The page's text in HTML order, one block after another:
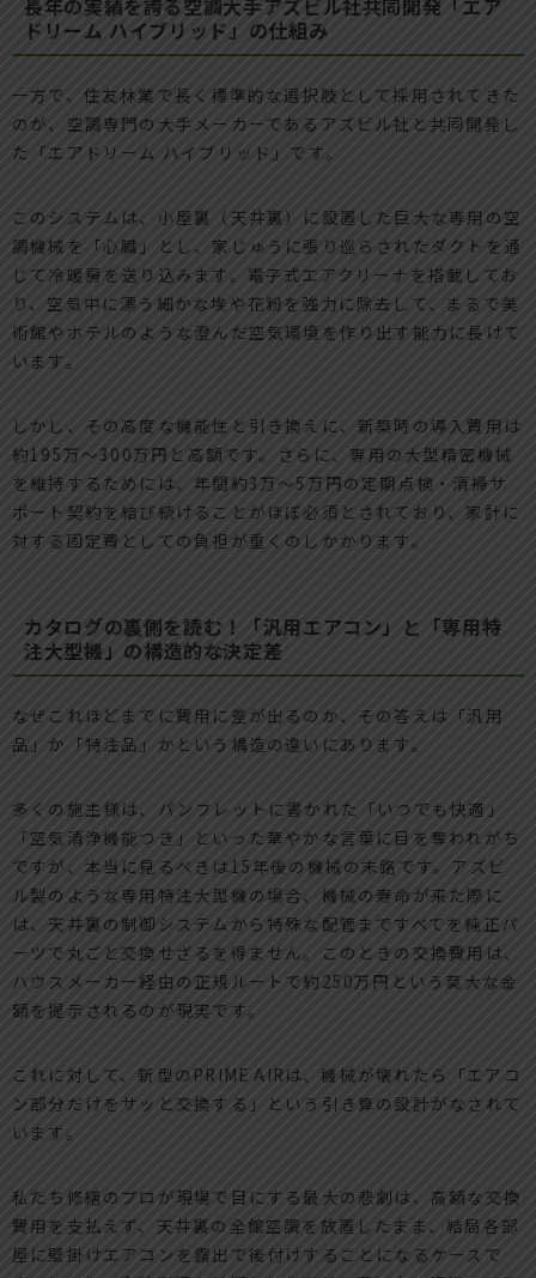
ドリーム ハイブリッド」の仕組み
一方で、住友林業で長く標準的な選択肢として採用されてきた
のが、空調専門の大手メーカーであるアズビル社と共同開発し
た「エアドリーム ハイブリッド」です。
このシステムは、小屋裏（天井裏）に設置した巨大な専用の空
調機械を「心臓」とし、家じゅうに張り巡らされたダクトを通
じて冷暖房を送り込みます。電子式エアクリーナを搭載してお
り、空気中に漂う細かな埃や花粉を強力に除去して、まるで美
術館やホテルのような澄んだ空気環境を作り出す能力に長けて
います。
しかし、その高度な機能性と引き換えに、新築時の導入費用は
約195万〜300万円と高額です。さらに、専用の大型精密機械
を維持するためには、年間約3万〜5万円の定期点検・清掃サ
ポート契約を結び続けることがほぼ必須とされており、家計に
対する固定費としての負担が重くのしかかります。
カタログの裏側を読む！「汎用エアコン」と「専用特
注大型機」の構造的な決定差
なぜこれほどまでに費用に差が出るのか、その答えは「汎用
品」か「特注品」かという構造の違いにあります。
多くの施主様は、パンフレットに書かれた「いつでも快適」
「空気清浄機能つき」といった華やかな言葉に目を奪われがち
ですが、本当に見るべきは15年後の機械の末路です。アズビ
ル製のような専用特注大型機の場合、機械の寿命が来た際に
は、天井裏の制御システムから特殊な配管まですべてを純正パ
ーツで丸ごと交換せざるを得ません。このときの交換費用は、
ハウスメーカー経由の正規ルートで約250万円という莫大な金
額を提示されるのが現実です。
これに対して、新型のPRIME AIRは、機械が壊れたら「エアコ
ン部分だけをサッと交換する」という引き算の設計がなされて
います。
私たち修繕のプロが現場で目にする最大の悲劇は、高額な交換
費用を支払えず、天井裏の全館空調を放置したまま、結局各部
屋に壁掛けエアコンを露出で後付けすることになるケースで